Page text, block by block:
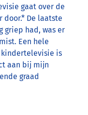
gaat over de
door.* De laatste
griep had, was er
Een hele
kindertelevisie is
aan bij mijn
graad